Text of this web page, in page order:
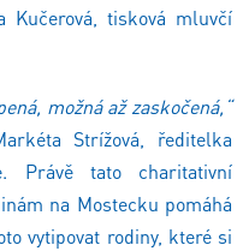
tisková mluvčí
možná až zaskočená,“
Strížová, ředitelka
Právě tato charitativní
na Mostecku pomáhá
vytipovat rodiny, které si